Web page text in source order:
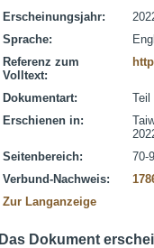
Erscheinungsjahr:
Sprache:
Referenz zum
Volltext:
Dokumentart:
Teil
Erschienen in:
Seitenbereich:
70-
Verbund-Nachweis:
Zur Langanzeige
Das Dokument